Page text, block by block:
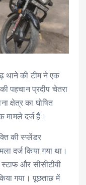
थाने की टीम ने एक
पहचान प्रदीप चेतरा
क्षेत्र का घोषित
दर्ज हैं।
की स्प्लेंडर
दर्ज किया गया था।
और सीसीटीवी
गया। पूछताछ में